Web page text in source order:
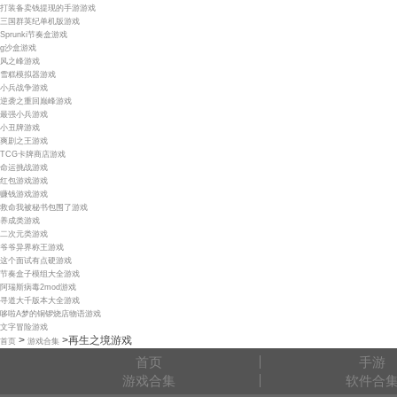
打装备卖钱提现的手游游戏
三国群英纪单机版游戏
Sprunki节奏盒游戏
g沙盒游戏
风之峰游戏
雪糕模拟器游戏
小兵战争游戏
逆袭之重回巅峰游戏
最强小兵游戏
小丑牌游戏
爽剧之王游戏
TCG卡牌商店游戏
命运挑战游戏
红包游戏游戏
赚钱游戏游戏
救命我被秘书包围了游戏
养成类游戏
二次元类游戏
爷爷异界称王游戏
这个面试有点硬游戏
节奏盒子模组大全游戏
阿瑞斯病毒2mod游戏
寻道大千版本大全游戏
哆啦A梦的铜锣烧店物语游戏
文字冒险游戏
首页 > 游戏合集 >再生之境游戏
首页 手游
游戏合集
软件合集